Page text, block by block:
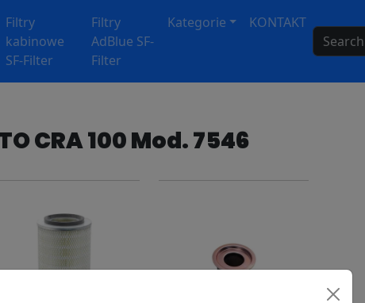
Filtry
kabinowe
SF-Filter
Filtry
AdBlue SF-
Filter
Kategorie
KONTAKT
CRA 100 Mod. 7546